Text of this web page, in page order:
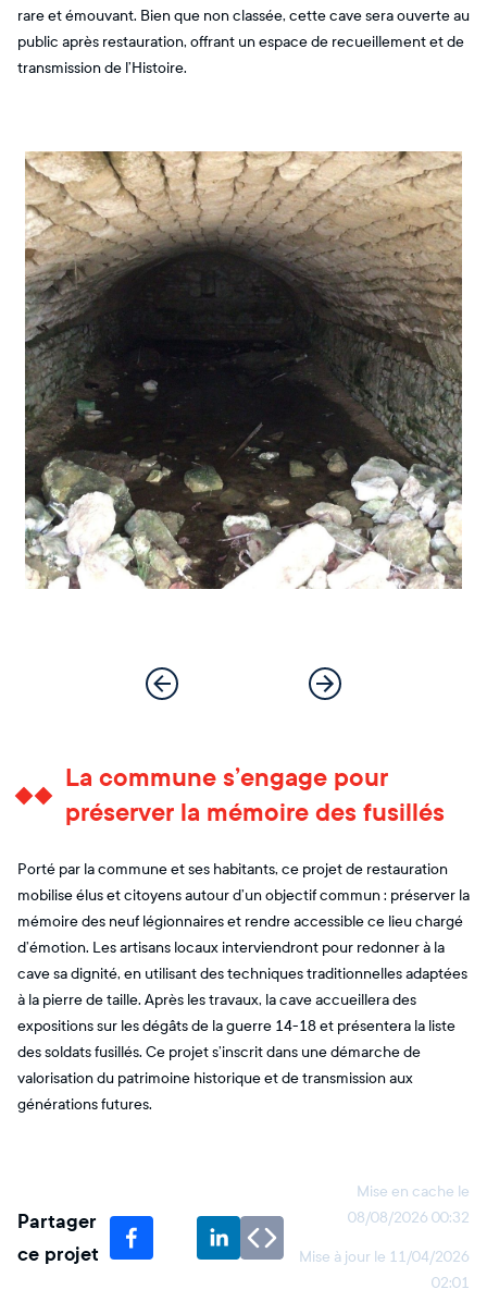
rare et émouvant. Bien que non classée, cette cave sera ouverte au
public après restauration, offrant un espace de recueillement et de
transmission de l’Histoire.
La commune s’engage pour
préserver la mémoire des fusillés
Porté par la commune et ses habitants, ce projet de restauration
mobilise élus et citoyens autour d’un objectif commun : préserver la
mémoire des neuf légionnaires et rendre accessible ce lieu chargé
d’émotion. Les artisans locaux interviendront pour redonner à la
cave sa dignité, en utilisant des techniques traditionnelles adaptées
à la pierre de taille. Après les travaux, la cave accueillera des
expositions sur les dégâts de la guerre 14-18 et présentera la liste
des soldats fusillés. Ce projet s’inscrit dans une démarche de
valorisation du patrimoine historique et de transmission aux
générations futures.
Partager
ce projet
Mise en cache le
08/08/2026 00:32
Mise à jour le 11/04/2026
02:01